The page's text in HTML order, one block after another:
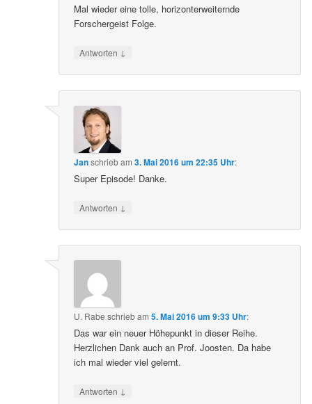
Mal wieder eine tolle, horizonterweiternde
Forschergeist Folge.
Antworten ↓
Janschriebam3. Mai 2016 um 22:35 Uhr:
Super Episode! Danke.
Antworten ↓
U. Rabe schriebam5. Mai 2016 um 9:33 Uhr:
Das war ein neuer Höhepunkt in dieser Reihe.
Herzlichen Dank auch an Prof. Joosten. Da habe
ich mal wieder viel gelernt.
Antworten ↓